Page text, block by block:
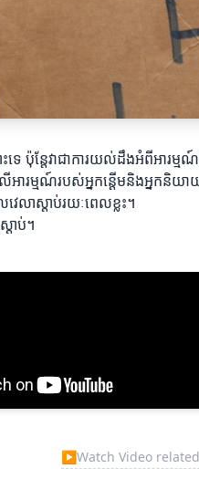
ប៉ុន្តែវាជាការយល់ដឹងអំពីអារម្មណ៍
ើអារម្មណ៍របស់អ្នកន្ដើមនិងអ្នកនិយ
លាស្តាប់រយៈពេលខ្លះ។
តាប់។
▶Watch Video related